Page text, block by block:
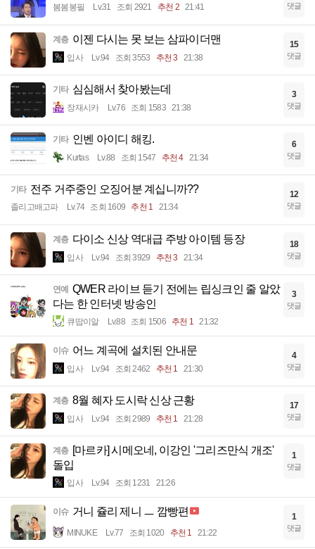
봄봄봉필 Lv.31 조회 2921 추천 2 21:41 댓글
계층 이젠 다시는 못 보는 삼파이더맨
입사 Lv.94 조회 3553 추천 3 21:38
15
댓글
기타 심심해서 찾아봤는데
장재시카 Lv.76 조회 1583 21:38
3
댓글
기타 인벤 아이디 해킹.
Kurtas Lv.88 조회 1547 추천 4 21:34
6
댓글
기타 전주 거주중인 오징어분 계십니까??
졸리고배고파 Lv.74 조회 1609 추천 1 21:34
12
댓글
계층 다이소 신상 역대급 주방 아이템 등장
입사 Lv.94 조회 3929 추천 3 21:34
18
댓글
연예 QWER 라이브 듣기 전에는 립싱크인 줄 알았
다는 한 인터넷 방송인
큐땁이알 Lv.88 조회 1506 추천 1 21:32
3
댓글
이슈 어느 계곡에 설치된 안내문
입사 Lv.94 조회 2462 추천 1 21:30
4
댓글
계층 8월 혜자 도시락 신상 근황
입사 Lv.94 조회 2989 추천 1 21:28
17
댓글
계층 [마르카] 시메오네, 이강인 '그리즈만식 개조'
돌입
입사 Lv.94 조회 1231 21:26
1
댓글
이슈 거니 쥴리 제니 ㅡ 깜빵편
MINUKE Lv.77 조회 1020 추천 1 21:22
1
댓글